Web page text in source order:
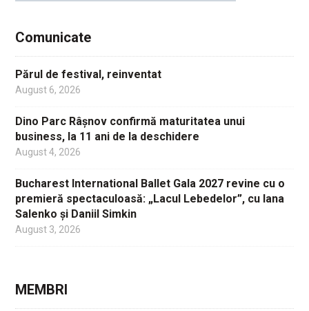
Comunicate
Părul de festival, reinventat
August 6, 2026
Dino Parc Râșnov confirmă maturitatea unui
business, la 11 ani de la deschidere
August 4, 2026
Bucharest International Ballet Gala 2027 revine cu o
premieră spectaculoasă: „Lacul Lebedelor”, cu Iana
Salenko și Daniil Simkin
August 3, 2026
MEMBRI